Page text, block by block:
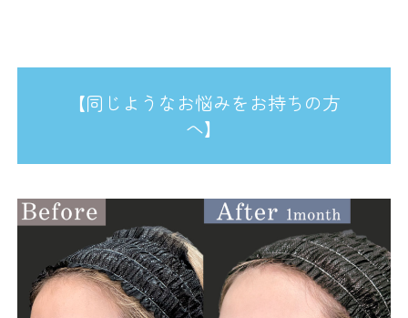
【同じようなお悩みをお持ちの方
へ】